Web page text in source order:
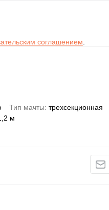
соглашением
Тип мачты трехсекционная
м